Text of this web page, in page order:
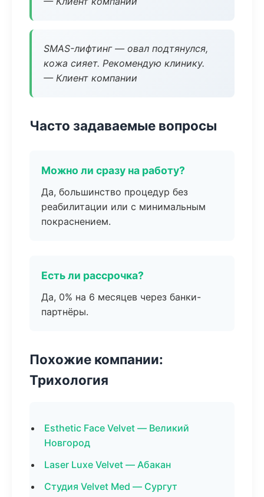
SMAS-лифтинг — овал подтянулся,
кожа сияет. Рекомендую клинику.
— Клиент компании
Часто задаваемые вопросы
Можно ли сразу на работу?
Да, большинство процедур без
реабилитации или с минимальным
покраснением.
Есть ли рассрочка?
Да, 0% на 6 месяцев через банки-
партнёры.
Похожие компании:
Трихология
Esthetic Face Velvet — Великий
Новгород
Laser Luxe Velvet — Абакан
Студия Velvet Med — Сургут